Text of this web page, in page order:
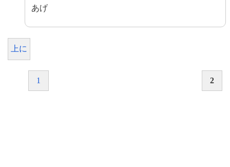
あげ
上に
1 2